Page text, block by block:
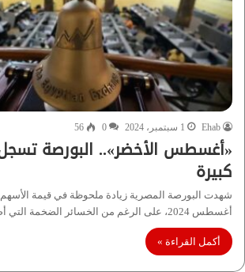
Ehab 1 سبتمبر، 2024 0
56
«أغسطس الأخضر».. البورصة
كبيرة
شهدت البورصة المصرية زيادة ملحوظة في قيمة
أغسطس 2024، على الرغم من الخسائر الضخمة التي أصابت…
أكمل القراءة »